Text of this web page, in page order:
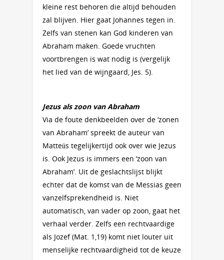
kleine rest behoren die altijd behouden
zal blijven. Hier gaat Johannes tegen in.
Zelfs van stenen kan God kinderen van
Abraham maken. Goede vruchten
voortbrengen is wat nodig is (vergelijk
het lied van de wijngaard, Jes. 5).
Jezus als zoon van Abraham
Via de foute denkbeelden over de ‘zonen
van Abraham’ spreekt de auteur van
Matteüs tegelijkertijd ook over wie Jezus
is. Ook Jezus is immers een ‘zoon van
Abraham’. Uit de geslachtslijst blijkt
echter dat de komst van de Messias geen
vanzelfsprekendheid is. Niet
automatisch, van vader op zoon, gaat het
verhaal verder. Zelfs een rechtvaardige
als Jozef (Mat. 1,19) komt niet louter uit
menselijke rechtvaardigheid tot de keuze